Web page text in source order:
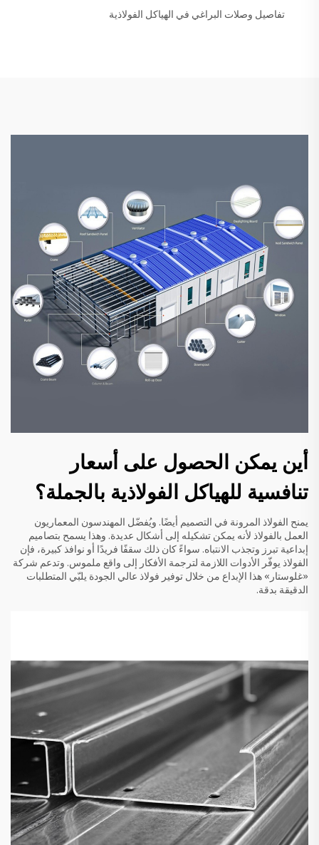
تفاصيل وصلات البراغي في الهياكل الفولاذية
أين يمكن الحصول على أسعار
تنافسية للهياكل الفولاذية بالجملة؟
يمنح الفولاذ المرونة في التصميم أيضًا. ويُفضّل المهندسون المعماريون
العمل بالفولاذ لأنه يمكن تشكيله إلى أشكال عديدة. وهذا يسمح بتصاميم
إبداعية تبرز وتجذب الانتباه. سواءً كان ذلك سقفًا فريدًا أو نوافذ كبيرة، فإن
الفولاذ يوفّر الأدوات اللازمة لترجمة الأفكار إلى واقع ملموس. وتدعم شركة
«غلوستار» هذا الإبداع من خلال توفير فولاذ عالي الجودة يلبّي المتطلبات
الدقيقة بدقة.